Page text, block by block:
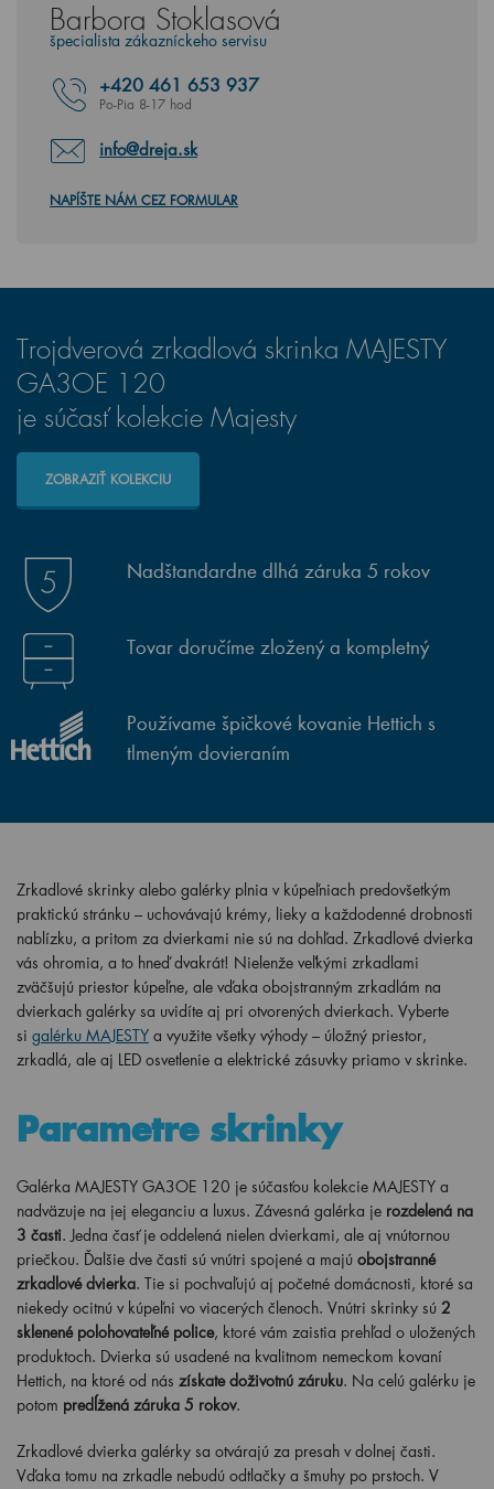
Barbora Stoklasová
špecialista zákazníckeho servisu
+420 461 653 937
Po-Pia 8-17 hod
info@dreja.sk
NAPÍŠTE NÁM CEZ FORMULAR
Trojdverová zrkadlová skrinka MAJESTY
GA3OE 120
je súčasť kolekcie Majesty
ZOBRAZIŤ KOLEKCIU
Nadštandardne dlhá záruka 5 rokov
Tovar doručíme zložený a kompletný
Používame špičkové kovanie Hettich s
tlmeným dovieraním
Zrkadlové skrinky alebo galérky plnia v kúpeľniach predovšetkým
praktickú stránku – uchovávajú krémy, lieky a každodenné drobnosti
nablízku, a pritom za dvierkami nie sú na dohľad. Zrkadlové dvierka
vás ohromia, a to hneď dvakrát! Nielenže veľkými zrkadlami
zväčšujú priestor kúpeľne, ale vďaka obojstranným zrkadlám na
dvierkach galérky sa uvidíte aj pri otvorených dvierkach. Vyberte
si galérku MAJESTY a využite všetky výhody – úložný priestor,
zrkadlá, ale aj LED osvetlenie a elektrické zásuvky priamo v skrinke.
Parametre skrinky
Galérka MAJESTY GA3OE 120 je súčasťou kolekcie MAJESTY a
nadväzuje na jej eleganciu a luxus. Závesná galérka je rozdelená na
3 časti. Jedna časť je oddelená nielen dvierkami, ale aj vnútornou
priečkou. Ďalšie dve časti sú vnútri spojené a majú obojstranné
zrkadlové dvierka. Tie si pochvaľujú aj početné domácnosti, ktoré sa
niekedy ocitnú v kúpeľni vo viacerých členoch. Vnútri skrinky sú 2
sklenené polohovateľné police, ktoré vám zaistia prehľad o uložených
produktoch. Dvierka sú usadené na kvalitnom nemeckom kovaní
Hettich, na ktoré od nás získate doživotnú záruku. Na celú galérku je
potom predĺžená záruka 5 rokov.
Zrkadlové dvierka galérky sa otvárajú za presah v dolnej časti.
Vďaka tomu na zrkadle nebudú odtlačky a šmuhy po prstoch. V